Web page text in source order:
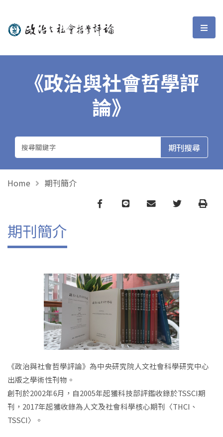
政治與社會哲學評論 選
《政治與社會哲學評
論》
Home 期刊簡介
Facebook
line email TwitterPrint
期刊簡介
《政治與社會哲學評論》為中央研究院人文社會科學研究中心
出版之學術性刊物。
創刊於2002年6月，自2005年起獲科技部評鑑收錄於TSSCI期
刊，2017年起獲收錄為人文及社會科學核心期刊〈THCI、
TSSCI〉。